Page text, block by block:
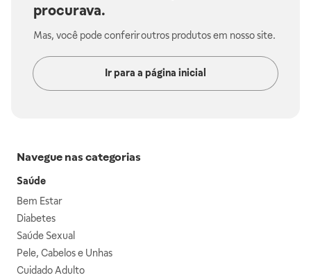
procurava.
Mas, você pode conferir outros produtos em nosso site.
Ir para a página inicial
Navegue nas categorias
Saúde
Bem Estar
Diabetes
Saúde Sexual
Pele, Cabelos e Unhas
Cuidado Adulto